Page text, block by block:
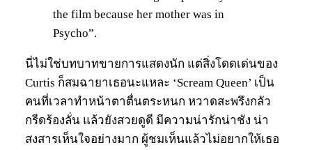
the film because her mother was in
Psycho”.
นี่ไม่ใช่บทบาทขายการแสดงนัก แต่สิ่งโดดเด่นของ
Curtis ก็สมฉายาเธอนะแหละ ‘Scream Queen’ เป็น
คนที่เวลาทำหน้าตาตื่นตระหนก หวาดสะพรึงกลัว
กรีดร้องลั่น แล้วยังสวยดูดี มีความน่ารักน่าชัง น่า
สงสารเห็นใจอย่างมาก ผู้ชมเห็นแล้วไม่อยากให้เธอ